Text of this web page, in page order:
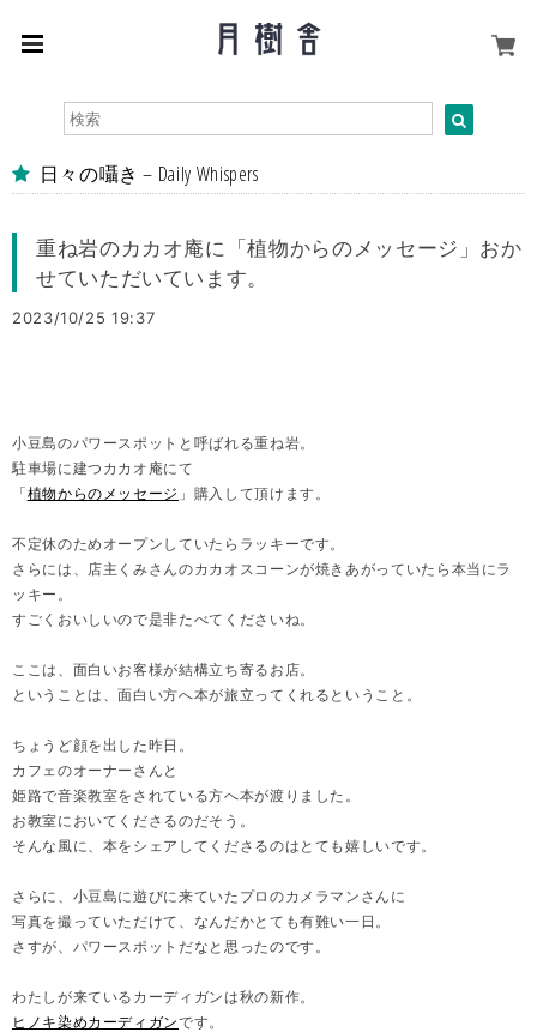
日々の囁き – Daily Whispers
重ね岩のカカオ庵に「植物からのメッセージ」おか
せていただいています。
2023/10/25 19:37
小豆島のパワースポットと呼ばれる重ね岩。
駐車場に建つカカオ庵にて
「植物からのメッセージ 」購入して頂けます。
不定休のためオープンしていたらラッキーです。
さらには、店主くみさんのカカオスコーンが焼きあがっていたら本当にラ
ッキー。
すごくおいしいので是非たべてくださいね。
ここは、面白いお客様が結構立ち寄るお店。
ということは、面白い方へ本が旅立ってくれるということ。
ちょうど顔を出した昨日。
カフェのオーナーさんと
姫路で音楽教室をされている方へ本が渡りました。
お教室においてくださるのだそう。
そんな風に、本をシェアしてくださるのはとても嬉しいです。
さらに、小豆島に遊びに来ていたプロのカメラマンさんに
写真を撮っていただけて、なんだかとても有難い一日。
さすが、パワースポットだなと思ったのです。
わたしが来ているカーディガンは秋の新作。
ヒノキ染めカーディガンです。